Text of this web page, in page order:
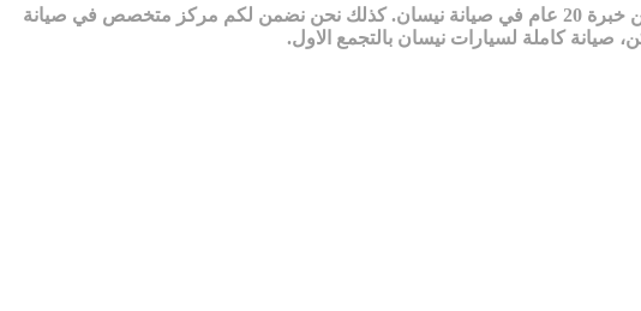
. ايضا مكون من مجموعة من أفضل المهندسين وفنيين خبرة 20 عام في صيانة نيسان. كذلك نحن نضمن لكم مركز متخصص في صيانة
صيانة كاملة لسيارات نيسان بالتجمع الاول.